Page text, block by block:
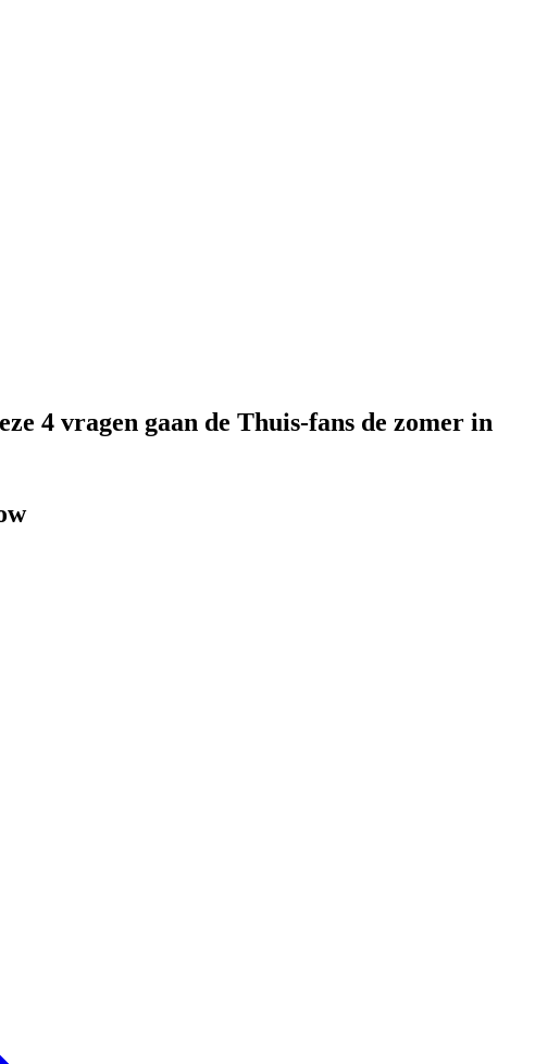
4 vragen gaan de Thuis-fans de zomer in